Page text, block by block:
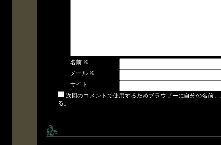
名前 ※
メール ※
サイト
次回のコメントで使用するためブラウザーに自分の名前
る。